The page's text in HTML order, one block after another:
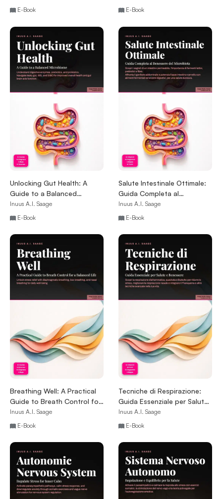
E-Book E-Book
Unlocking Gut Health: A
Guide to a Balanced
Microbiome
Inuus A.I. Saage
E-Book
Salute Intestinale Ottimale:
Guida Completa al
Benessere del Microbiota
Inuus A.I. Saage
E-Book
Breathing Well: A Practical
Guide to Breath Control for
a Balanced Life
Inuus A.I. Saage
E-Book
Tecniche di Respirazione:
Guida Essenziale per Salute
e Benessere
Inuus A.I. Saage
E-Book